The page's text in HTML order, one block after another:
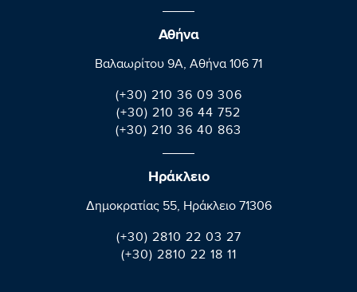
Αθήνα
Βαλαωρίτου 9A, Aθήνα 106 71
(+30) 210 36 09 306
(+30) 210 36 44 752
(+30) 210 36 40 863
Ηράκλειο
Δημοκρατίας 55, Ηράκλειο 71306
(+30) 2810 22 03 27
(+30) 2810 22 18 11